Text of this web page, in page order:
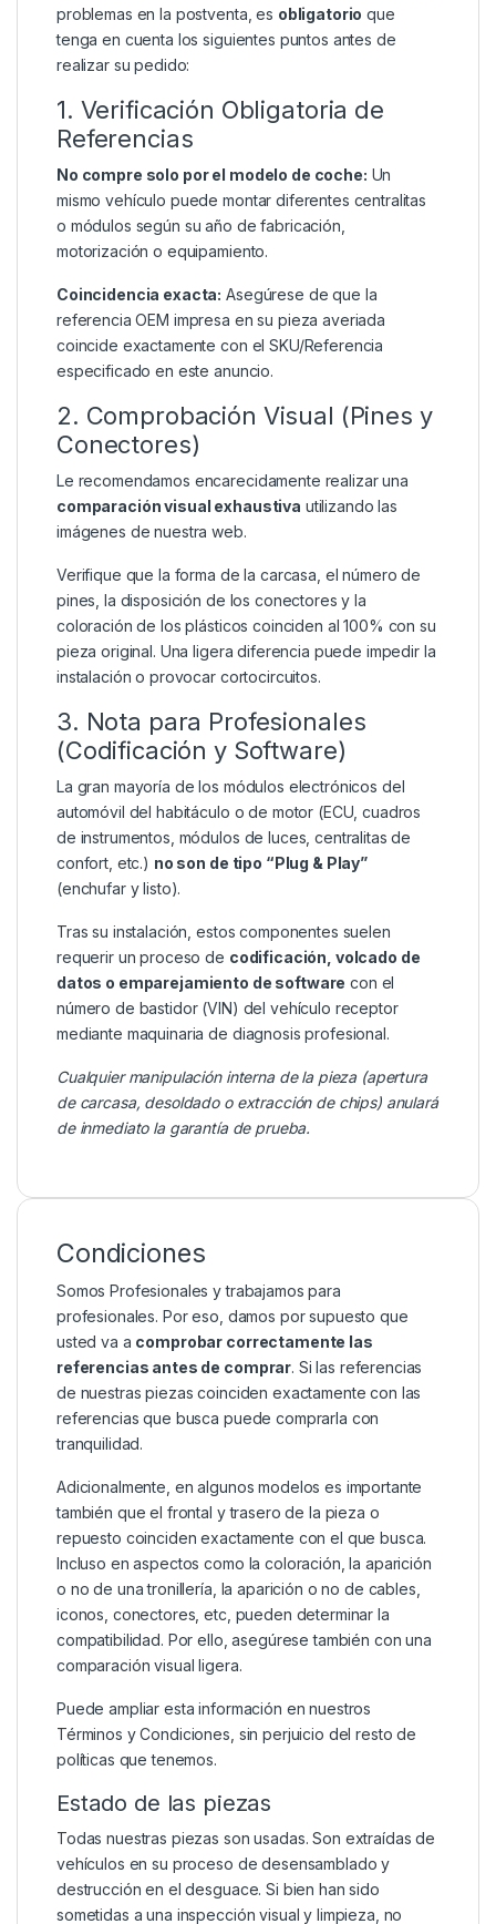
problemas en la postventa, es obligatorio que
tenga en cuenta los siguientes puntos antes de
realizar su pedido:
1. Verificación Obligatoria de
Referencias
No compre solo por el modelo de coche: Un
mismo vehículo puede montar diferentes centralitas
o módulos según su año de fabricación,
motorización o equipamiento.
Coincidencia exacta: Asegúrese de que la
referencia OEM impresa en su pieza averiada
coincide exactamente con el SKU/Referencia
especificado en este anuncio.
2. Comprobación Visual (Pines y
Conectores)
Le recomendamos encarecidamente realizar una
comparación visual exhaustiva utilizando las
imágenes de nuestra web.
Verifique que la forma de la carcasa, el número de
pines, la disposición de los conectores y la
coloración de los plásticos coinciden al 100% con su
pieza original. Una ligera diferencia puede impedir la
instalación o provocar cortocircuitos.
3. Nota para Profesionales
(Codificación y Software)
La gran mayoría de los módulos electrónicos del
automóvil del habitáculo o de motor (ECU, cuadros
de instrumentos, módulos de luces, centralitas de
confort, etc.) no son de tipo “Plug & Play”
(enchufar y listo).
Tras su instalación, estos componentes suelen
requerir un proceso de codificación, volcado de
datos o emparejamiento de software con el
número de bastidor (VIN) del vehículo receptor
mediante maquinaria de diagnosis profesional.
Cualquier manipulación interna de la pieza (apertura
de carcasa, desoldado o extracción de chips) anulará
de inmediato la garantía de prueba.
Condiciones
Somos Profesionales y trabajamos para
profesionales. Por eso, damos por supuesto que
usted va a comprobar correctamente las
referencias antes de comprar. Si las referencias
de nuestras piezas coinciden exactamente con las
referencias que busca puede comprarla con
tranquilidad.
Adicionalmente, en algunos modelos es importante
también que el frontal y trasero de la pieza o
repuesto coinciden exactamente con el que busca.
Incluso en aspectos como la coloración, la aparición
o no de una tronillería, la aparición o no de cables,
iconos, conectores, etc, pueden determinar la
compatibilidad. Por ello, asegúrese también con una
comparación visual ligera.
Puede ampliar esta información en nuestros
Términos y Condiciones , sin perjuicio del resto de
políticas que tenemos.
Estado de las piezas
Todas nuestras piezas son usadas. Son extraídas de
vehículos en su proceso de desensamblado y
destrucción en el desguace. Si bien han sido
sometidas a una inspección visual y limpieza, no